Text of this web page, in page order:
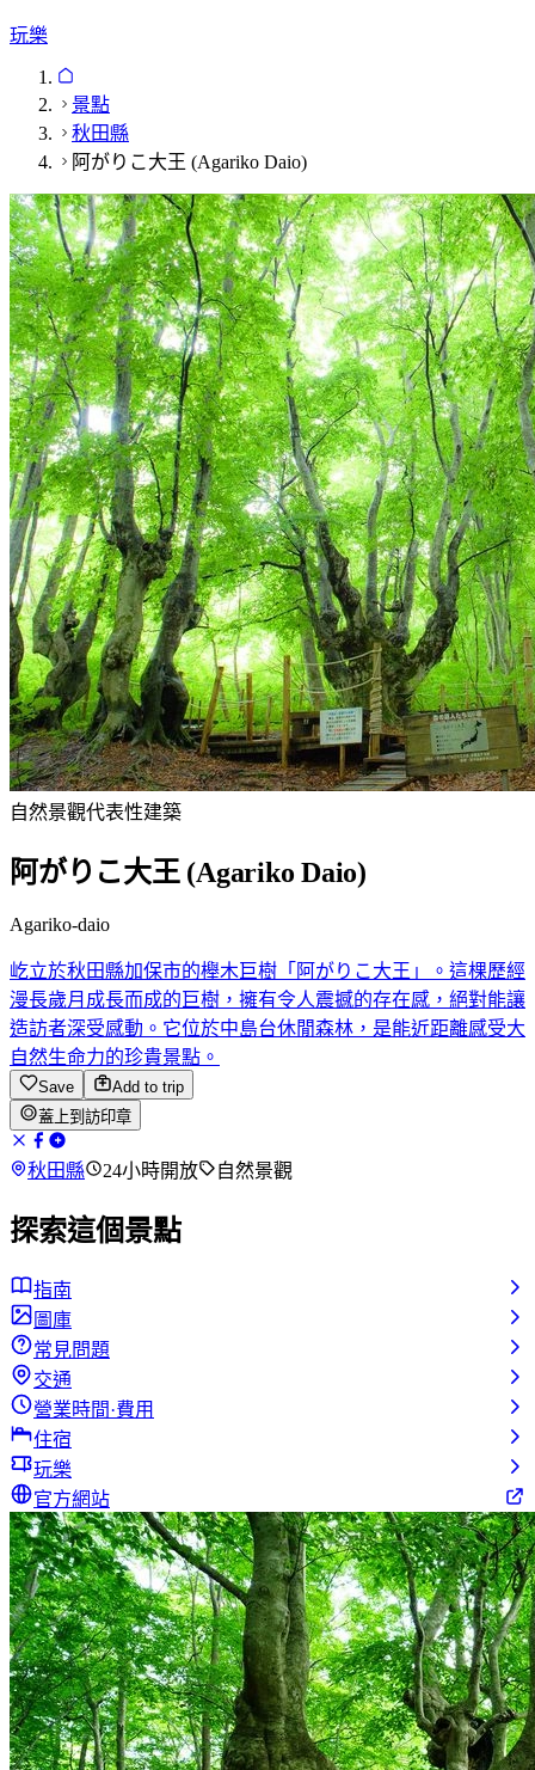
玩樂
景點
秋田縣
阿がりこ大王 (Agariko Daio)
自然景觀代表性建築
阿がりこ大王 (Agariko Daio)
Agariko-daio
屹立於秋田縣加保市的櫸木巨樹「阿がりこ大王」。這棵歷經
漫長歲月成長而成的巨樹，擁有令人震撼的存在感，絕對能讓
造訪者深受感動。它位於中島台休閒森林，是能近距離感受大
自然生命力的珍貴景點。
Save
Add to trip
蓋上到訪印章
秋田縣 24小時開放 自然景觀
探索這個景點
指南
圖庫
常見問題
交通
營業時間·費用
住宿
玩樂
官方網站